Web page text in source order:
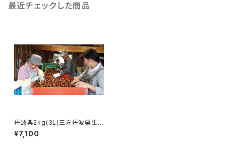
最近チェックした商品
丹波栗2kg(3L)三方丹波栗生
産出荷組
¥7,100